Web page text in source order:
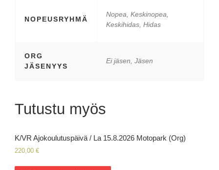
NOPEUSRYHMÄ
Nopea, Keskinopea,
Keskihidas, Hidas
ORG
JÄSENYYS
Ei jäsen, Jäsen
Tutustu myös
K/VR Ajokoulutuspäivä / La 15.8.2026 Motopark (Org)
220,00 €